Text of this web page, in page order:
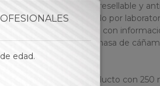
• Bolsa de aluminio resellable y
• Analizado y probado por
• Incluye código QR con
• Ingredientes: Biomasa de
Mezclar 1 g del producto con
edad.